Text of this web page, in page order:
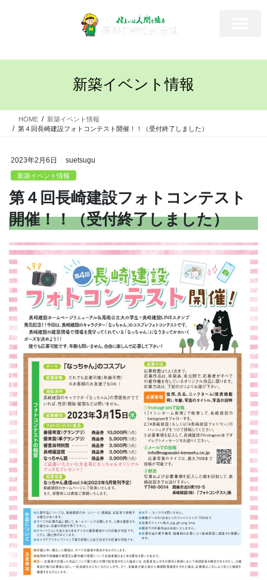
新築イベント情報
HOME
新築イベント情報
第４回長崎建設フォトコンテスト開催！！（受付終了しました）
2023年2月6日 suetsugu
新築イベント情報
第４回長崎建設フォトコンテスト
開催！！（受付終了しました）